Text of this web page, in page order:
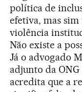
política de
efetiva, mas
violência
Não existe a
Já o advogado
adjunto da
acredita que a